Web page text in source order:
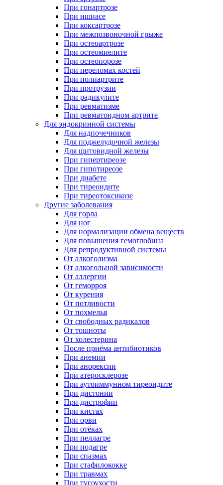
При гонартрозе
При ишиасе
При коксартрозе
При межпозвоночной грыже
При остеоартрозе
При остеомиелите
При остеопорозе
При переломах костей
При полиартрите
При протрузии
При радикулите
При ревматизме
При ревматоидном артрите
Для эндокринной системы
Для надпочечников
Для поджелудочной железы
Для щитовидной железы
При гипертиреозе
При гипотиреозе
При диабете
При тиреоидите
При тиреотоксикозе
Другие заболевания
Для горла
Для ног
Для нормализации обмена веществ
Для повышения гемоглобина
Для репродуктивной системы
От алкоголизма
От алкогольной зависимости
От аллергии
От геморроя
От курения
От потливости
От похмелья
От свободных радикалов
От тошноты
От холестерина
После приёма антибиотиков
При анемии
При анорексии
При атеросклерозе
При аутоиммунном тиреоидите
При дистонии
При дистрофии
При кистах
При орви
При отёках
При пеллагре
При подагре
При спазмах
При стафилококке
При травмах
При тугоухости